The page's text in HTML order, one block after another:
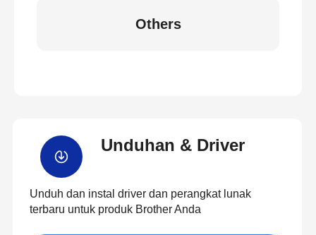
Others
Unduhan & Driver
Unduh dan instal driver dan perangkat lunak
terbaru untuk produk Brother Anda